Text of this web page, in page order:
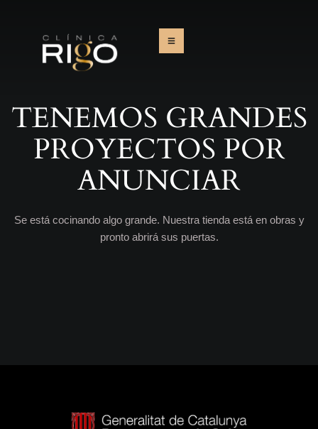
TENEMOS GRANDES
PROYECTOS POR
ANUNCIAR
Se está cocinando algo grande. Nuestra tienda está en obras y
pronto abrirá sus puertas.